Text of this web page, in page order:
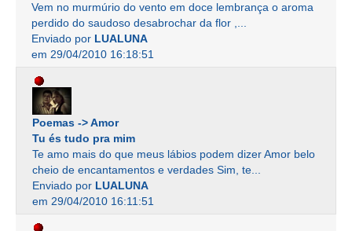
Vem no murmúrio do vento em doce lembrança o aroma
perdido do saudoso desabrochar da flor ,...
Enviado por LUALUNA
em 29/04/2010 16:18:51
Poemas -> Amor
Tu és tudo pra mim
Te amo mais do que meus lábios podem dizer Amor belo
cheio de encantamentos e verdades Sim, te...
Enviado por LUALUNA
em 29/04/2010 16:11:51